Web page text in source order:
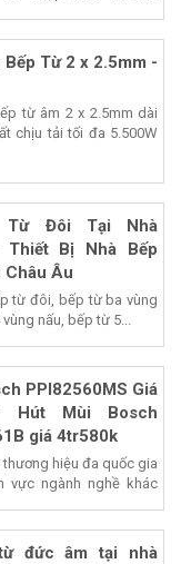
Bếp Từ 2 x 2.5mm -
từ âm 2 x 2.5mm dài
chịu tải tối đa 5.500W
Từ Đôi Tại Nhà
Thiết Bị Nhà Bếp
Châu Âu
từ đôi, bếp từ ba vùng
nấu, bếp từ 5...
PPI82560MS Giá
Hút Mùi Bosch
giá 4tr580k
hiệu đa quốc gia
vực ngành nghề khác
đức âm tại nhà